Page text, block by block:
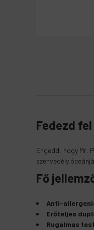
Fedezd
Engedd, hogy Mr.
szenvedély
Fő
Anti-
Erőteljes
Rugalmas
Gyártó: